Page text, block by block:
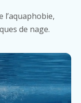
l’aquaphobie,
de nage.